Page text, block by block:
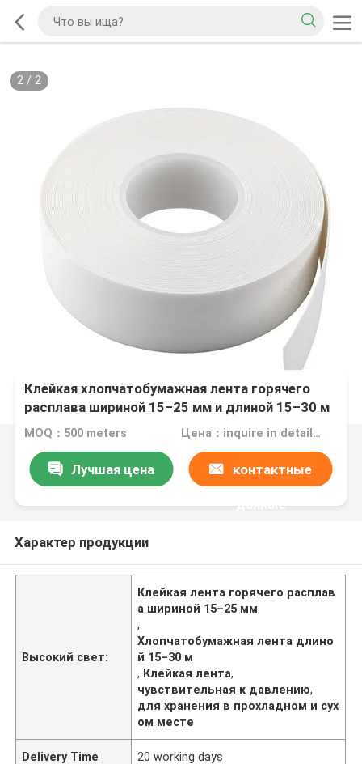
2/ 2
Клейкая хлопчатобумажная лента горячего
расплава шириной 15–25 мм и длиной 15–30 м
для хранения в прохладном и сухом месте
MOQ：500 meters Цена：inquire in detailPlease contact us for quotation
Лучшая цена контактные
данные
Характер продукции
Высокий свет:
Клейкая лента горячего расплав
а шириной 15–25 мм
,
Хлопчатобумажная лента длино
й 15–30 м
, Клейкая лента,
чувствительная к давлению,
для хранения в прохладном и сух
ом месте
Delivery Time 20 working days